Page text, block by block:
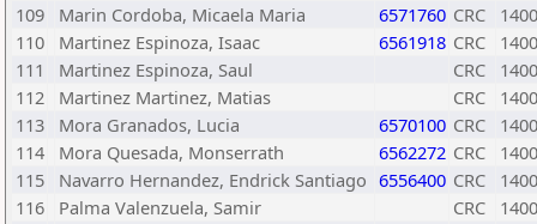
109
Marin Cordoba, Micaela Maria 6571760 CRC
1400
110
Martinez Espinoza, Isaac 6561918 CRC
1400
111
Martinez Espinoza, Saul CRC
1400
112
Martinez Martinez, Matias CRC
1400
113
Mora Granados, Lucia 6570100 CRC
1400
114
Mora Quesada, Monserrath 6562272 CRC
1400
115
Navarro Hernandez, Endrick Santiago 6556400 CRC
1400
116
Palma Valenzuela, Samir CRC
1400